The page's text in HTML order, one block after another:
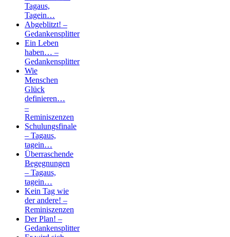
Tagaus,
Tagein…
Abgeblitzt! –
Gedankensplitter
Ein Leben
haben… –
Gedankensplitter
Wie
Menschen
Glück
definieren…
–
Reminiszenzen
Schulungsfinale
– Tagaus,
tagein…
Überraschende
Begegnungen
– Tagaus,
tagein…
Kein Tag wie
der andere! –
Reminiszenzen
Der Plan! –
Gedankensplitter